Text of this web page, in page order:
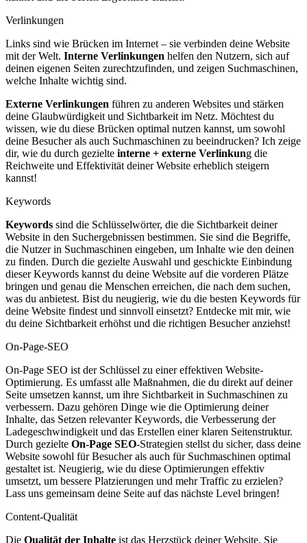
Verlinkungen
Links sind wie Brücken im Internet – sie verbinden deine Website
mit der Welt. Interne Verlinkungen helfen den Nutzern, sich auf
deinen eigenen Seiten zurechtzufinden, und zeigen Suchmaschinen,
welche Inhalte wichtig sind.
Externe Verlinkungen führen zu anderen Websites und stärken
deine Glaubwürdigkeit und Sichtbarkeit im Netz. Möchtest du
wissen, wie du diese Brücken optimal nutzen kannst, um sowohl
deine Besucher als auch Suchmaschinen zu beeindrucken? Ich zeige
dir, wie du durch gezielte interne + externe Verlinkung die
Reichweite und Effektivität deiner Website erheblich steigern
kannst!
Keywords
Keywords sind die Schlüsselwörter, die die Sichtbarkeit deiner
Website in den Suchergebnissen bestimmen. Sie sind die Begriffe,
die Nutzer in Suchmaschinen eingeben, um Inhalte wie den deinen
zu finden. Durch die gezielte Auswahl und geschickte Einbindung
dieser Keywords kannst du deine Website auf die vorderen Plätze
bringen und genau die Menschen erreichen, die nach dem suchen,
was du anbietest. Bist du neugierig, wie du die besten Keywords für
deine Website findest und sinnvoll einsetzt? Entdecke mit mir, wie
du deine Sichtbarkeit erhöhst und die richtigen Besucher anziehst!
On-Page-SEO
On-Page SEO ist der Schlüssel zu einer effektiven Website-
Optimierung. Es umfasst alle Maßnahmen, die du direkt auf deiner
Seite umsetzen kannst, um ihre Sichtbarkeit in Suchmaschinen zu
verbessern. Dazu gehören Dinge wie die Optimierung deiner
Inhalte, das Setzen relevanter Keywords, die Verbesserung der
Ladegeschwindigkeit und das Erstellen einer klaren Seitenstruktur.
Durch gezielte On-Page SEO-Strategien stellst du sicher, dass deine
Website sowohl für Besucher als auch für Suchmaschinen optimal
gestaltet ist. Neugierig, wie du diese Optimierungen effektiv
umsetzt, um bessere Platzierungen und mehr Traffic zu erzielen?
Lass uns gemeinsam deine Seite auf das nächste Level bringen!
Content-Qualität
Die Qualität der Inhalte ist das Herzstück deiner Website. Sie